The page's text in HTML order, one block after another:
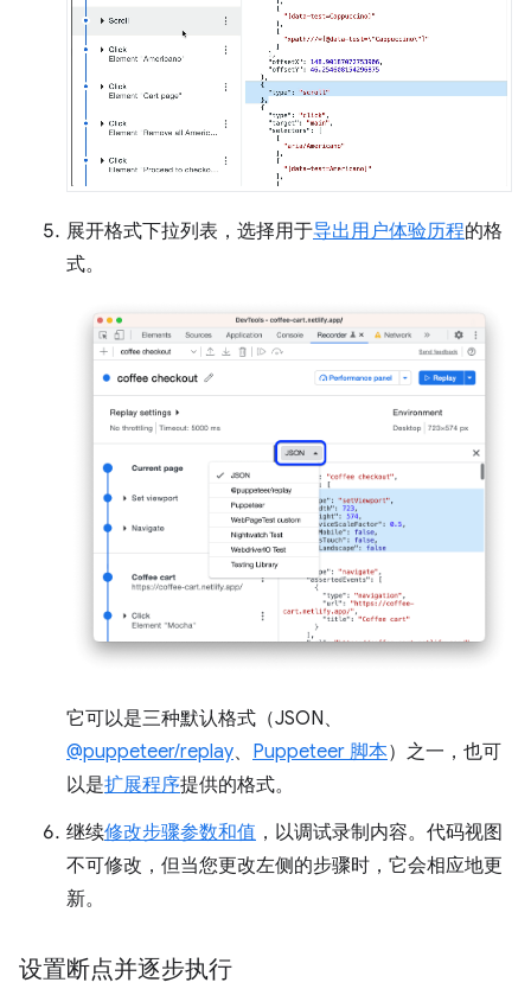
展开格式下拉列表，选择用于导出用户体验历程的格
式。
它可以是三种默认格式（JSON、
@puppeteer/replay、 Puppeteer 脚本）之一，也可
以是扩展程序提供的格式。
继续修改步骤参数和值 ，以调试录制内容。代码视图
不可修改，但当您更改左侧的步骤时，它会相应地更
新。
设置断点并逐步执行